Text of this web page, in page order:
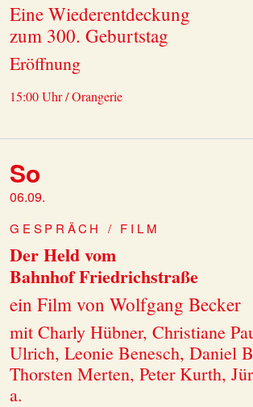
Eine Wiederentdeckung
zum 300. Geburtstag
Eröffnung
15:00 Uhr / Orangerie
So
06.09.
GESPRÄCH / FILM
Der Held vom
Bahnhof Friedrichstraße
ein Film von Wolfgang Becker
mit Charly Hübner, Christiane
Ulrich, Leonie Benesch, Daniel
Thorsten Merten, Peter Kurth,
a.